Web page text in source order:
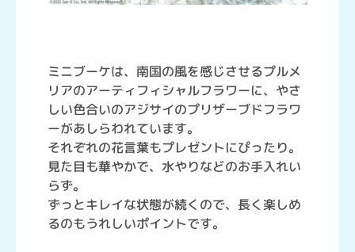
ミニブーケは、南国の風を感じさせるプルメ
リアのアーティフィシャルフラワーに、やさ
しい色合いのアジサイのプリザーブドフラワ
ーがあしらわれています。
それぞれの花言葉もプレゼントにぴったり。
見た目も華やかで、水やりなどのお手入れい
らず。
ずっとキレイな状態が続くので、長く楽しめ
るのもうれしいポイントです。